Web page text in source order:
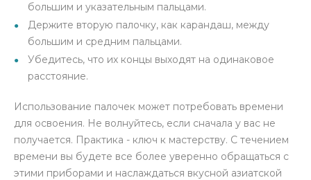
большим и указательным пальцами.
Держите вторую палочку, как карандаш, между
большим и средним пальцами.
Убедитесь, что их концы выходят на одинаковое
расстояние.
Использование палочек может потребовать времени
для освоения. Не волнуйтесь, если сначала у вас не
получается. Практика - ключ к мастерству. С течением
времени вы будете все более уверенно обращаться с
этими приборами и наслаждаться вкусной азиатской